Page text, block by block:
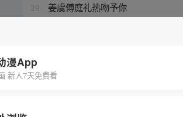
29 姜虞傅庭礼热吻予你
漫App
新人7天免费看